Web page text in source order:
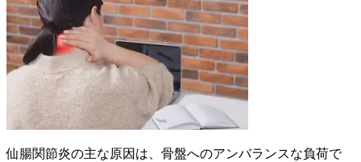
仙腸関節炎の主な原因は、骨盤へのアンバランスな負荷で